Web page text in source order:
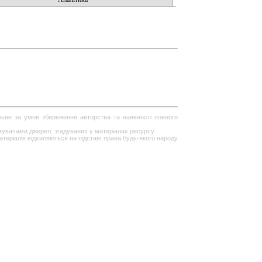
за умов збереження авторства та наявності повного
джерел, згадуваних у матеріалах ресурсу.
відхиляються на підставі права будь-якого народу